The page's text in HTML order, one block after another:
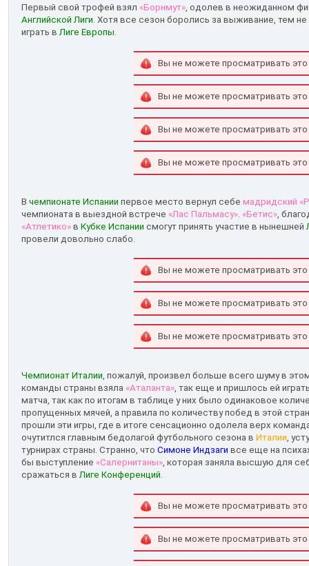
Первый свой трофей взял «Борнмут», одолев в неожиданном
Английской Лиги. Хотя все сезон боролись за выживание, тем
играть вЛиге Европы.
Вы не можете просматривать
Вы не можете просматривать
Вы не можете просматривать
Вы не можете просматривать
В чемпионате Испании первое место вернул себе мадридский
чемпионата в выездной встрече «Лас Пальмасу». «Бетис»,
«Атлетико» в Кубке Испании смогут принять участие в нынешней
провели довольно слабо.
Вы не можете просматривать
Вы не можете просматривать
Вы не можете просматривать
Чемпионат Италии, пожалуй, произвел больше всего шуму в
команды страны взяла «Аталанта», так еще и пришлось ей
матча, так как по итогам в таблице у них было одинаковое
пропущенных мячей, а правила по количеству побед в этой
прошли эти игры, где в итоге сенсационно одолела верх
очутитлся главным бедолагой футбольного сезона в Италии,
турнирах страны. Странно, что Симоне Индзаги все еще на
бы выступление «Салернитаны», которая заняла высшую для
сражаться вЛиге Конференций.
Вы не можете просматривать
Вы не можете просматривать